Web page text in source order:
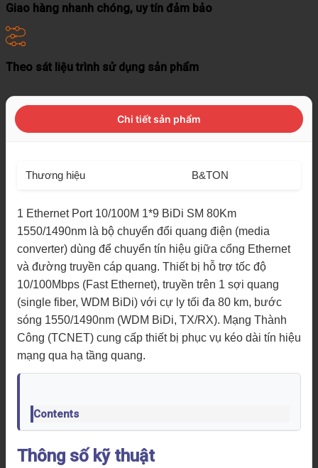
Giao hàng nhanh chóng, uy tín đảm bảo
Theo sát liệu trình sử dụng sản phẩm
Chi tiết sản phẩm
Thương hiệu B&TON
1 Ethernet Port 10/100M 1*9 BiDi SM 80Km
1550/1490nm là bộ chuyển đổi quang điện (media
converter) dùng để chuyển tín hiệu giữa cổng Ethernet
và đường truyền cáp quang. Thiết bị hỗ trợ tốc độ
10/100Mbps (Fast Ethernet), truyền trên 1 sợi quang
(single fiber, WDM BiDi) với cự ly tối đa 80 km, bước
sóng 1550/1490nm (WDM BiDi, TX/RX). Mạng Thành
Công (TCNET) cung cấp thiết bị phục vụ kéo dài tín hiệu
mạng qua hạ tầng quang.
Contents
Thông số kỹ thuật